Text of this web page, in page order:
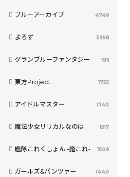
ブルーアーカイブ 4749
よろず 3958
グランブルーファンタジー 1911
東方Project 1755
アイドルマスター 1740
魔法少女リリカルなのは 1517
艦隊これくしょん -艦これ- 1509
ガールズ&パンツァー 1440